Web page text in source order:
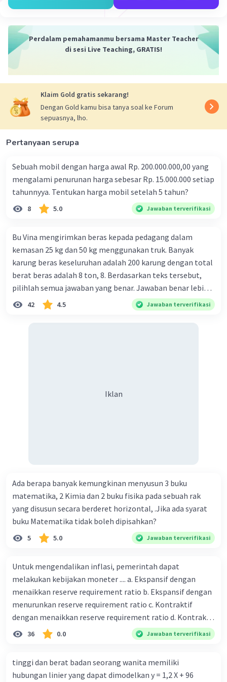
mungkin begini kk, maaf ya kalo salah semoga
terbantu :)
Anonim A Level 35
21 April 2024 09:52
Mengunakan Mutasi Siklis: karena gelang berupa
(9-1)! = 8!
=362.880
Semoga Membantu :D
Perdalam pemahamanmu bersama Master Teacher
di sesi Live Teaching, GRATIS!
Klaim Gold gratis sekarang!
Dengan Gold kamu bisa tanya soal ke Forum
sepuasnya, lho.
Pertanyaan serupa
Sebuah mobil dengan harga awal Rp. 200.000.000,00 yang
mengalami penurunan harga sebesar Rp. 15.000.000 setiap
tahunnyya. Tentukan harga mobil setelah 5 tahun?
8 5.0 Jawaban terverifikasi
Bu Vina mengirimkan beras kepada pedagang dalam
kemasan 25 kg dan 50 kg menggunakan truk. Banyak
karung beras keseluruhan adalah 200 karung dengan total
berat beras adalah 8 ton, 8. Berdasarkan teks tersebut,
pilihlah semua jawaban yang benar. Jawaban benar lebih
dari satu. Banyak karung beras kemasan 25 kg adalah 50
buah. Banyak karung beras kemasan 50 kg adalah 150
harus dibayar oleh Bu Vina? A. Rp2.540.000 C. Rp2.312.000 B.
42 4.5 Jawaban terverifikasi
Iklan
Ada berapa banyak kemungkinan menyusun 3 buku
matematika, 2 Kimia dan 2 buku fisika pada sebuah rak
yang disusun secara berderet horizontal, .Jika ada syarat
buku Matematika tidak boleh dipisahkan?
5 5.0 Jawaban terverifikasi
Untuk mengendalikan inflasi, pemerintah dapat
melakukan kebijakan moneter .... a. Ekspansif dengan
menaikkan reserve requirement ratio b. Ekspansif dengan
menurunkan reserve requirement ratio c. Kontraktif
dengan menaikkan reserve requirement ratio d. Kontraktif
dengan menurunkan reserve requirement ratio e.
Ekspansif dengan menaikkan tingkat diskonto Bila Bank
ceteris paribus maka .... a. Menimbulkan inflasi di mana
36 0.0 Jawaban terverifikasi
tinggi dan berat badan seorang wanita memiliki
hubungan linier yang dapat dimodelkan y = 1,2 X + 96